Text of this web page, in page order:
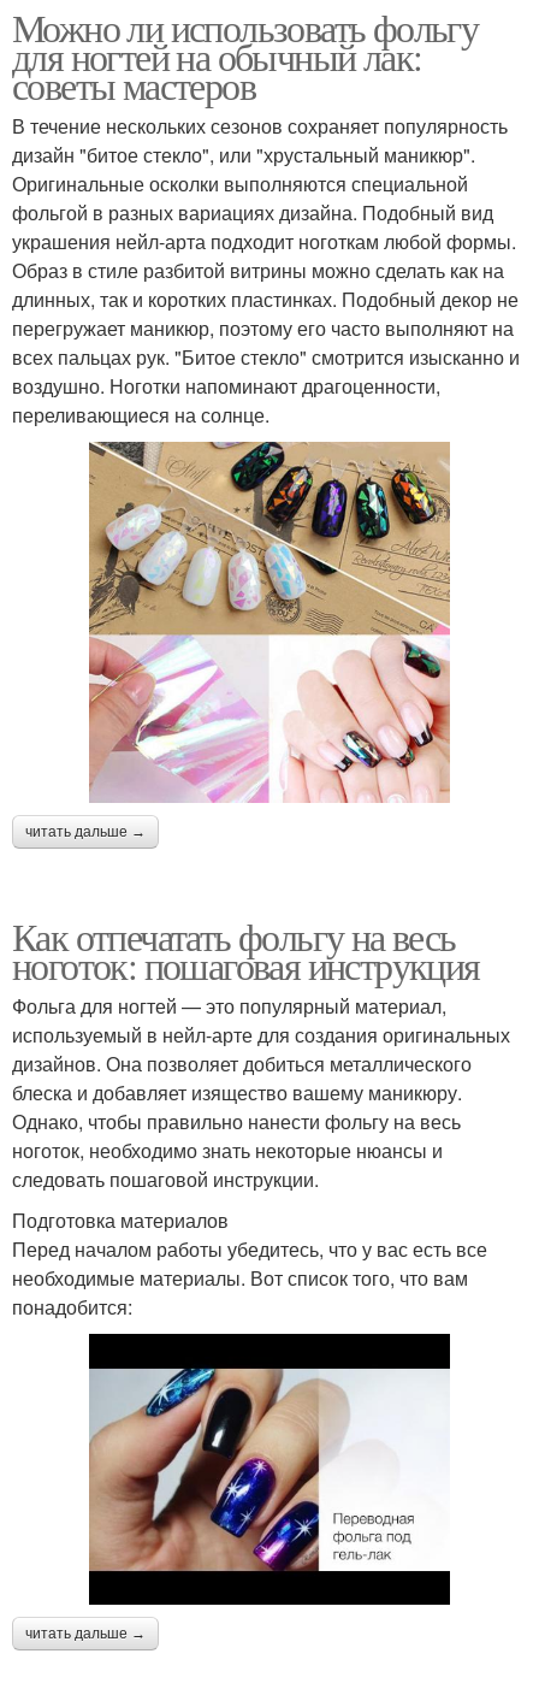
Можно ли использовать фольгу
для ногтей на обычный лак:
советы мастеров
В течение нескольких сезонов сохраняет популярность
дизайн "битое стекло", или "хрустальный маникюр".
Оригинальные осколки выполняются специальной
фольгой в разных вариациях дизайна. Подобный вид
украшения нейл-арта подходит ноготкам любой формы.
Образ в стиле разбитой витрины можно сделать как на
длинных, так и коротких пластинках. Подобный декор не
перегружает маникюр, поэтому его часто выполняют на
всех пальцах рук. "Битое стекло" смотрится изысканно и
воздушно. Ноготки напоминают драгоценности,
переливающиеся на солнце.
читать дальше →
Как отпечатать фольгу на весь
ноготок: пошаговая инструкция
Фольга для ногтей — это популярный материал,
используемый в нейл-арте для создания оригинальных
дизайнов. Она позволяет добиться металлического
блеска и добавляет изящество вашему маникюру.
Однако, чтобы правильно нанести фольгу на весь
ноготок, необходимо знать некоторые нюансы и
следовать пошаговой инструкции.
Подготовка материалов
Перед началом работы убедитесь, что у вас есть все
необходимые материалы. Вот список того, что вам
понадобится:
читать дальше →